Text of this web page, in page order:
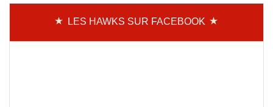
LES HAWKS SUR FACEBOOK